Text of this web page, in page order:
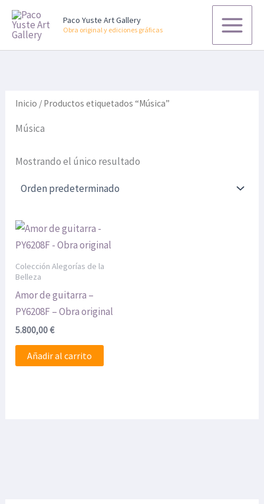
contenido
Paco Yuste Art Gallery
Obra original y ediciones gráficas
u
s
c
a
rInicio / Productos etiquetados “Música”
Música
Mostrando el único resultado
Colección Alegorías de la
Belleza
Amor de guitarra –
PY6208F – Obra original
5.800,00€
Añadir al carrito